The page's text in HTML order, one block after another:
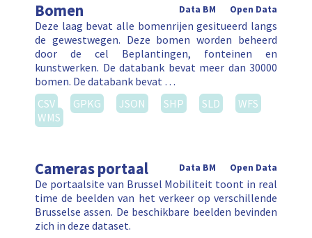
Bomen Open Data
Data BM
Deze laag bevat alle bomenrijen gesitueerd langs
de gewestwegen. Deze bomen worden beheerd
door de cel Beplantingen, fonteinen en
kunstwerken. De databank bevat meer dan 30000
bomen. De databank bevat …
CSV
GPKG JSON SHP SLD
WFS
WMS
Cameras portaal Open Data
Data BM
De portaalsite van Brussel Mobiliteit toont in real
time de beelden van het verkeer op verschillende
Brusselse assen. De beschikbare beelden bevinden
zich in deze dataset.